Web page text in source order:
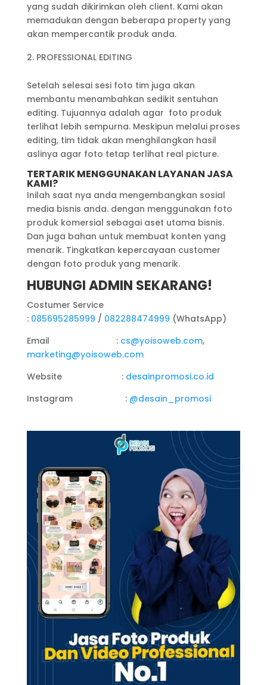
yang sudah dikirimkan oleh client. Kami akan
memadukan dengan beberapa property yang
akan mempercantik produk anda.
PROFESSIONAL EDITING
Setelah selesai sesi foto tim juga akan
membantu menambahkan sedikit sentuhan
editing. Tujuannya adalah agar foto produk
terlihat lebih sempurna. Meskipun melalui proses
editing, tim tidak akan menghilangkan hasil
aslinya agar foto tetap terlihat real picture.
TERTARIK MENGGUNAKAN LAYANAN JASA
KAMI?
Inilah saat nya anda mengembangkan sosial
media bisnis anda. dengan menggunakan foto
produk komersial sebagai aset utama bisnis.
Dan juga bahan untuk membuat konten yang
menarik. Tingkatkan kepercayaan customer
dengan foto produk yang menarik.
HUBUNGI ADMIN SEKARANG!
Costumer Service
: 085695285999 / 082288474999 (WhatsApp)
Email : cs@yoisoweb.com,
marketing@yoisoweb.com
Website : desainpromosi.co.id
Instagram : @desain_promosi